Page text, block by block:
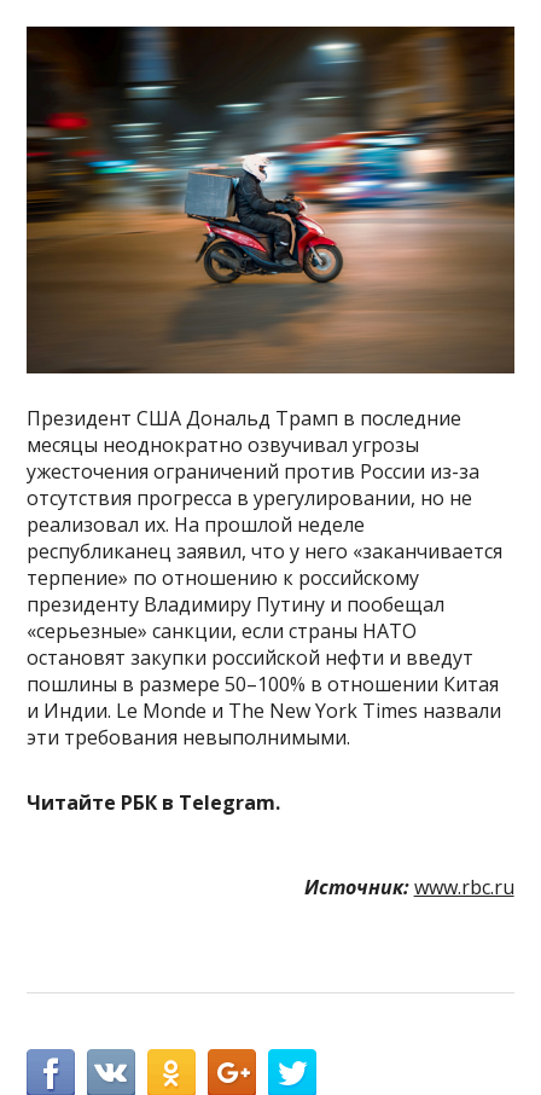
Президент США Дональд Трамп в последние
месяцы неоднократно озвучивал угрозы
ужесточения ограничений против России из-за
отсутствия прогресса в урегулировании, но не
реализовал их. На прошлой неделе
республиканец заявил, что у него «заканчивается
терпение» по отношению к российскому
президенту Владимиру Путину и пообещал
«серьезные» санкции, если страны НАТО
остановят закупки российской нефти и введут
пошлины в размере 50–100% в отношении Китая
и Индии. Le Monde и The New York Times назвали
эти требования невыполнимыми.
Читайте РБК в Telegram.
Источник: www.rbc.ru